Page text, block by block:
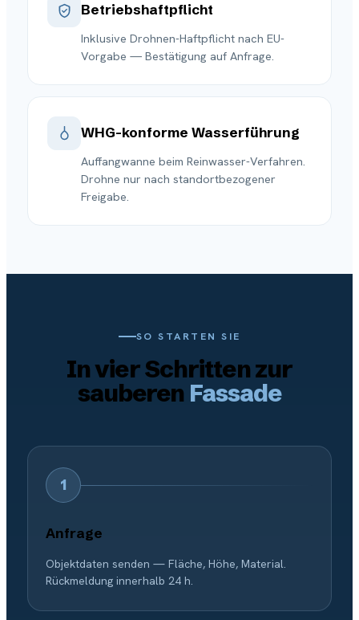
Betriebshaftpflicht
Inklusive Drohnen-Haftpflicht nach EU-
Vorgabe — Bestätigung auf Anfrage.
WHG-konforme Wasserführung
Auffangwanne beim Reinwasser-Verfahren.
Drohne nur nach standortbezogener
Freigabe.
SO STARTEN SIE
In vier Schritten zur
sauberen Fassade
1
Anfrage
Objektdaten senden — Fläche, Höhe, Material.
Rückmeldung innerhalb 24 h.